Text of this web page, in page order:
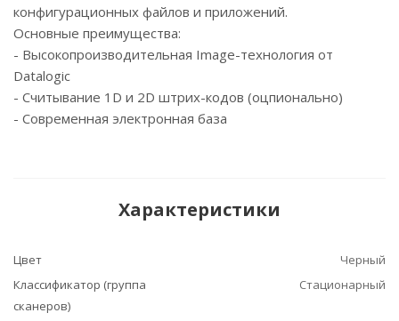
конфигурационных файлов и приложений.
Основные преимущества:
- Высокопроизводительная Image-технология от
Datalogic
- Считывание 1D и 2D штрих-кодов (оцпионально)
- Современная электронная база
Характеристики
Цвет
Черный
Классификатор (группа
сканеров)
Стационарный